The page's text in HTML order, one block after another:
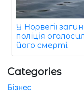
У Норвегії
поліція
його смерті.
Categories
Бізнес